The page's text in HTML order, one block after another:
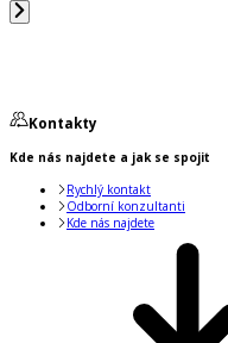
Kontakty
Kde nás najdete a jak se spojit
Rychlý kontakt
Odborní konzultanti
Kde nás najdete